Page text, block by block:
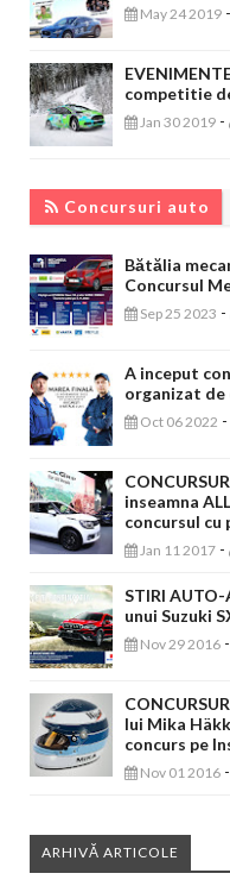
May 24 2019 -
competitie
Jan 30 2019 -
Concursuri auto
Bătălia
Concursul
Sep 25 2023 -
A inceput
organizat de
Oct 06 2022 -
inseamna
concursul cu
Jan 11 2017 -
STIRI
unui Suzuki
Nov 29 2016 -
lui Mika
concurs pe
Nov 01 2016 -
ARHIVĂ ARTICOLE